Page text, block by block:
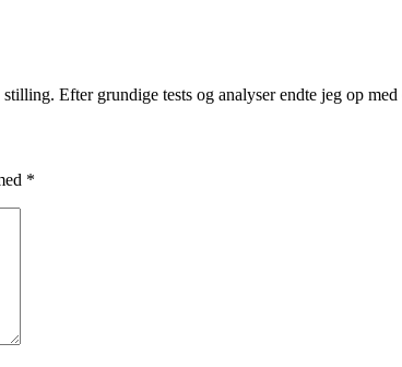
stilling. Efter grundige tests og analyser endte jeg op
*